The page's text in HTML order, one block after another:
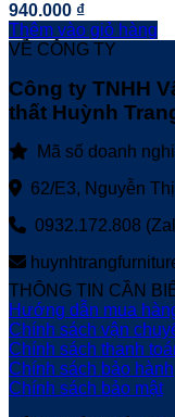
940.000 ₫
Thêm vào giỏ hàng
VỀ CÔNG TY
Công ty TNHH
thất Huỳnh
Mã số doanh
62/E3, Nguyễn
0932.172.808
THÔNG TIN CẦN
Hướng dẫn mua
Chính sách vận
Chính sách thanh
Chính sách bảo hành
Chính sách bảo mật